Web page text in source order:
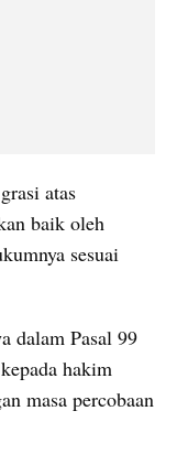
atas
baik oleh
sesuai
dalam Pasal 99
hakim
masa percobaan